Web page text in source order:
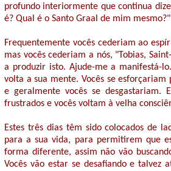
profundo interiormente que continua
é? Qual é o Santo Graal de mim mesmo?"
Frequentemente vocês cederiam ao
mas vocês cederiam a nós, "Tobias,
a produzir isto. Ajude-me a manifestá-
volta a sua mente. Vocês se
e geralmente vocês se desgastariam.
frustrados e vocês voltam à velha
Estes três dias têm sido colocados de
para a sua vida, para permitirem que
forma diferente, assim não vão
Vocês vão estar se desafiando e talvez